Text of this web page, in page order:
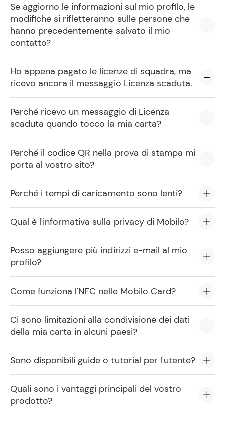
Se aggiorno le informazioni sul mio profilo, le
modifiche si rifletteranno sulle persone che
hanno precedentemente salvato il mio
contatto?
Ho appena pagato le licenze di squadra, ma
ricevo ancora il messaggio Licenza scaduta.
Perché ricevo un messaggio di Licenza
scaduta quando tocco la mia carta?
Perché il codice QR nella prova di stampa mi
porta al vostro sito?
Perché i tempi di caricamento sono lenti?
Qual è l'informativa sulla privacy di Mobilo?
Posso aggiungere più indirizzi e-mail al mio
profilo?
Come funziona l'NFC nelle Mobilo Card?
Ci sono limitazioni alla condivisione dei dati
della mia carta in alcuni paesi?
Sono disponibili guide o tutorial per l'utente?
Quali sono i vantaggi principali del vostro
prodotto?